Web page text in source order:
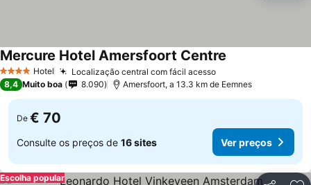
4 EstrelasHotel Localização central com fácil acesso
Mercure Hotel Amersfoort Centre
8,4 Muito boa 8.090 Amersfoort, a 13.3 km de Eemnes
De € 70
Consulte os preços de 16 sites Ver preços
Escolha popular